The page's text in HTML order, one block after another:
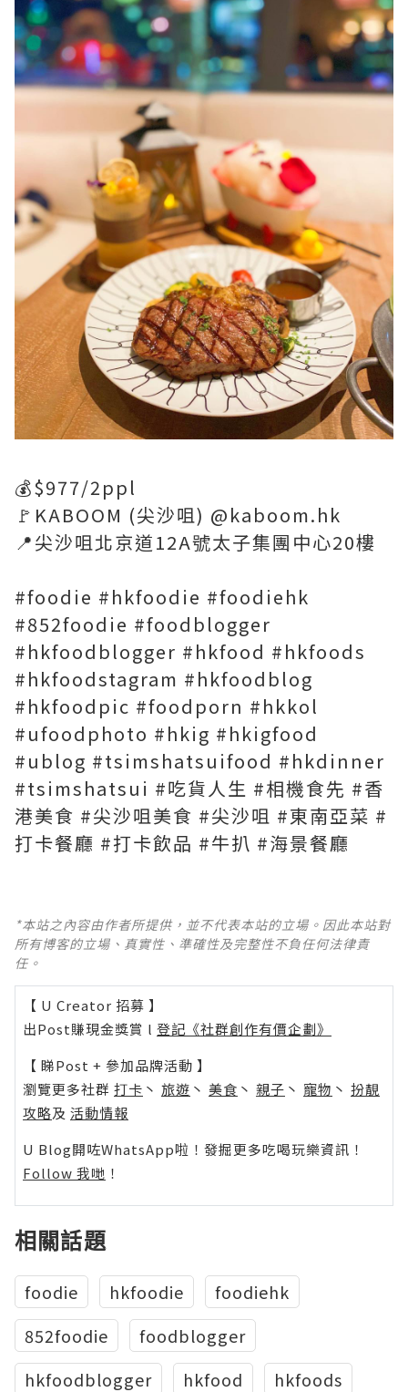
💰$977/2ppl
🚩KABOOM (尖沙咀) @kaboom.hk
📍尖沙咀北京道12A號太子集團中心20樓
#foodie #hkfoodie #foodiehk
#852foodie #foodblogger
#hkfoodblogger #hkfood #hkfoods
#hkfoodstagram #hkfoodblog
#hkfoodpic #foodporn #hkkol
#ufoodphoto #hkig #hkigfood
#ublog #tsimshatsuifood #hkdinner
#tsimshatsui #吃貨人生 #相機食先 #香
港美食 #尖沙咀美食 #尖沙咀 #東南亞菜 #
打卡餐廳 #打卡飲品 #牛扒 #海景餐廳
*本站之內容由作者所提供，並不代表本站的立場。因此本站對
所有博客的立場、真實性、準確性及完整性不負任何法律責
任。
【 U Creator 招募 】
出Post賺現金獎賞 l 登記《社群創作有價企劃》
【 睇Post + 參加品牌活動 】
瀏覽更多社群 打卡 丶 旅遊 丶 美食 丶 親子 丶 寵物 丶 扮靚
攻略及 活動情報
U Blog開咗WhatsApp啦！發掘更多吃喝玩樂資訊！
Follow 我哋 ！
相關話題
foodie hkfoodie
foodiehk
852foodie
foodblogger
hkfoodblogger
hkfood
hkfoods